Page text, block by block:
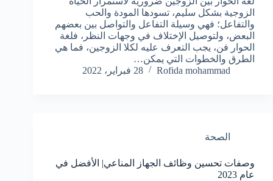
الزوجية بشكل سليم، تسودها المودة والحب
والتفاعل؛ فهي وسيلة التفاعل والتواصل بين بعضهم
البعض، ولتوصيل الإختلاف في وجهات النظر، فلغة
الحوار فن، يجب التعرف عليه لكلا الزوجين، فما هي
الطرق والخطوات التي يمكن…
Rofida mohammad
28 فبراير، 2022
الصحة
وصفات تحسين وظائف الجهاز المناعي| الأفضل في
عام 2023